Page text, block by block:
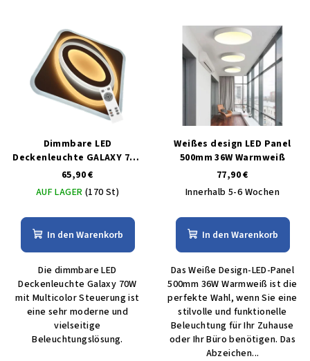
Dimmbare LED
Deckenleuchte GALAXY 70W
mit MULTICOLOR-Steuerung
65,90 €
AUF LAGER (170 St)
In den Warenkorb
Die dimmbare LED
Deckenleuchte Galaxy 70W
mit Multicolor Steuerung ist
eine sehr moderne und
vielseitige
Beleuchtungslösung.
Weißes design LED Panel
500mm 36W Warmweiß
77,90 €
Innerhalb 5-6 Wochen
In den Warenkorb
Das Weiße Design-LED-Panel
500mm 36W Warmweiß ist die
perfekte Wahl, wenn Sie eine
stilvolle und funktionelle
Beleuchtung für Ihr Zuhause
oder Ihr Büro benötigen. Das
Abzeichen...